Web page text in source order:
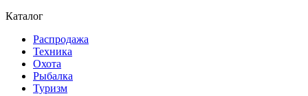
Каталог
Распродажа
Техника
Охота
Рыбалка
Туризм